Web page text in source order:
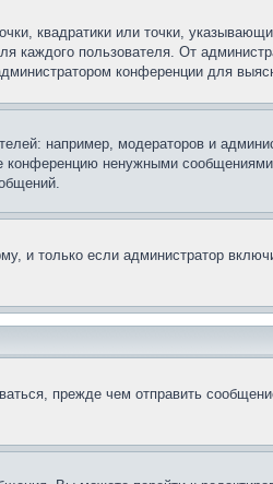
квадратики или точки,
каждого пользователя. От
конференции для
например, модераторов и
конференцию ненужными
и только если администратор
прежде чем отправить